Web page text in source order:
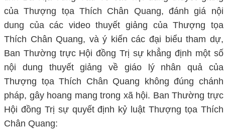
của Thượng tọa Thích Chân Quang, đánh giá nội
dung của các video thuyết giảng của Thượng tọa
Thích Chân Quang, và ý kiến các đại biểu tham dự,
Ban Thường trực Hội đồng Trị sự khẳng định một số
nội dung thuyết giảng về giáo lý nhân quả của
Thượng tọa Thích Chân Quang không đúng chánh
pháp, gây hoang mang trong xã hội. Ban Thường trực
Hội đồng Trị sự quyết định kỷ luật Thượng tọa Thích
Chân Quang: